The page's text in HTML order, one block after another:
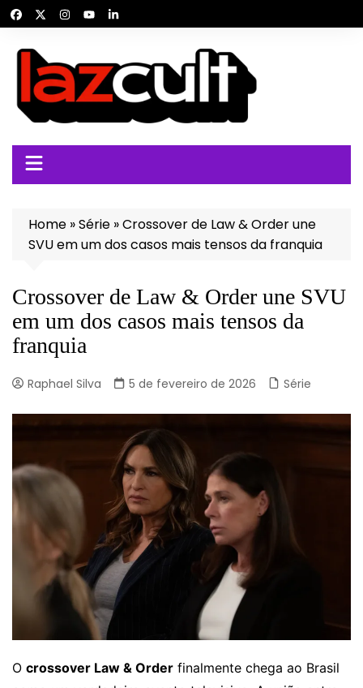
para
conteúdo
Home »Série »Crossover de Law & Order une
SVU em um dos casos mais tensos da franquia
Crossover de Law & Order une SVU
em um dos casos mais tensos da
franquia
Raphael Silva 5 de fevereiro de 2026 Série
O crossover Law & Order finalmente chega ao Brasil